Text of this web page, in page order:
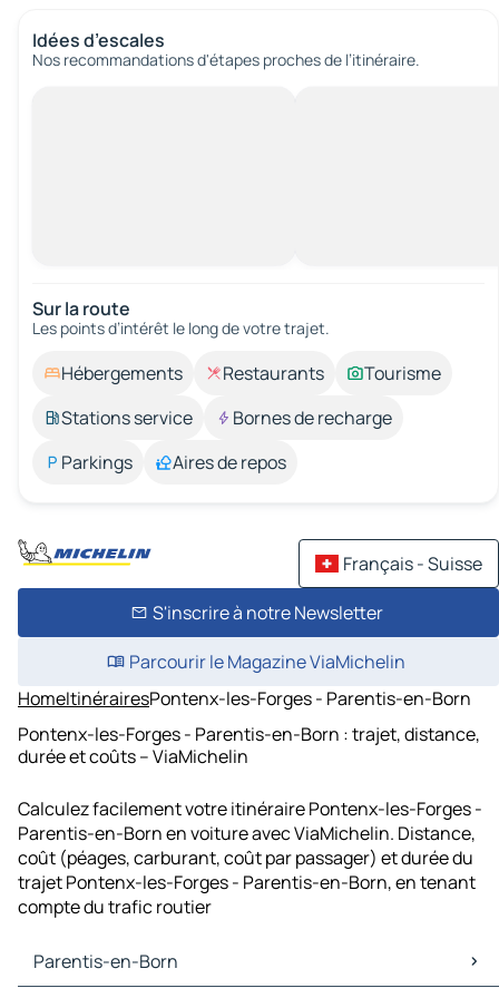
Idées d’escales
Nos recommandations d'étapes proches de l’itinéraire.
Sur la route
Les points d’intérêt le long de votre trajet.
Hébergements Restaurants
Tourisme
Stations service
Bornes de recharge
Parkings
Aires de repos
Français - Suisse
S'inscrire à notre Newsletter
Parcourir le Magazine ViaMichelin
HomeItinérairesPontenx-les-Forges - Parentis-en-Born
Pontenx-les-Forges - Parentis-en-Born : trajet, distance,
durée et coûts – ViaMichelin
Calculez facilement votre itinéraire Pontenx-les-Forges -
Parentis-en-Born en voiture avec ViaMichelin. Distance,
coût (péages, carburant, coût par passager) et durée du
trajet Pontenx-les-Forges - Parentis-en-Born, en tenant
compte du trafic routier
Parentis-en-Born